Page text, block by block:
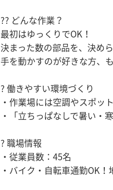
?? どんな作業？
最初はゆっくりでOK！
決まった数の部品を、決め
手を動かすのが好きな方、
? 働きやすい環境づくり
・作業場には空調やスポッ
・「立ちっぱなしで暑い・
? 職場情報
・従業員数：45名
・バイク・自転車通勤OK